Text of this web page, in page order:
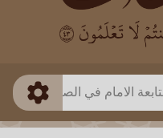
طريقة البحث
ذكي